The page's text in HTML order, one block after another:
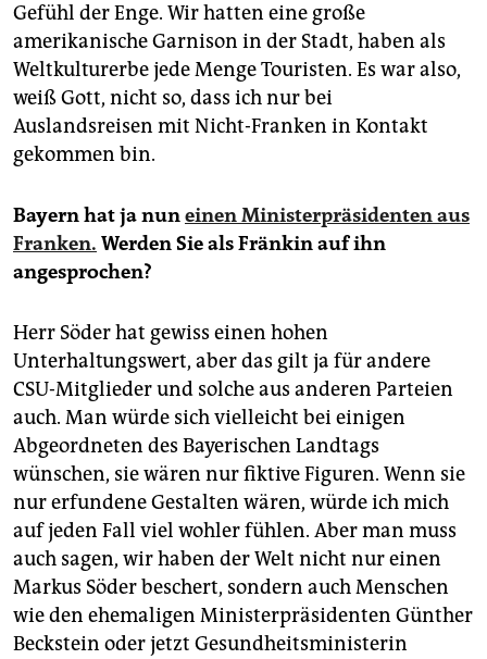
Gefühl der Enge. Wir hatten eine große
amerikanische Garnison in der Stadt, haben als
Weltkulturerbe jede Menge Touristen. Es war also,
weiß Gott, nicht so, dass ich nur bei
Auslandsreisen mit Nicht-Franken in Kontakt
gekommen bin.
Bayern hat ja nuneinen Ministerpräsidenten aus
Franken. Werden Sie als Fränkin auf ihn
angesprochen?
Herr Söder hat gewiss einen hohen
Unterhaltungswert, aber das gilt ja für andere
CSU-Mitglieder und solche aus anderen Parteien
auch. Man würde sich vielleicht bei einigen
Abgeordneten des Bayerischen Landtags
wünschen, sie wären nur fiktive Figuren. Wenn sie
nur erfundene Gestalten wären, würde ich mich
auf jeden Fall viel wohler fühlen. Aber man muss
auch sagen, wir haben der Welt nicht nur einen
Markus Söder beschert, sondern auch Menschen
wie den ehemaligen Ministerpräsidenten Günther
Beckstein oder jetzt Gesundheitsministerin